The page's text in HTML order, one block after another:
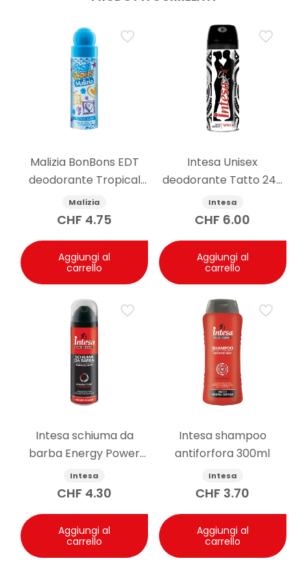
Malizia BonBons EDT
deodorante Tropical
Berry 75 ml
Malizia
CHF 4.75
Aggiungi al
carrello
Intesa Unisex
deodorante Tatto 24h
125ml
Intesa
CHF 6.00
Aggiungi al
carrello
Intesa schiuma da
barba Energy Power
300ml
Intesa
CHF 4.30
Aggiungi al
carrello
Intesa shampoo
antiforfora 300ml
Intesa
CHF 3.70
Aggiungi al
carrello